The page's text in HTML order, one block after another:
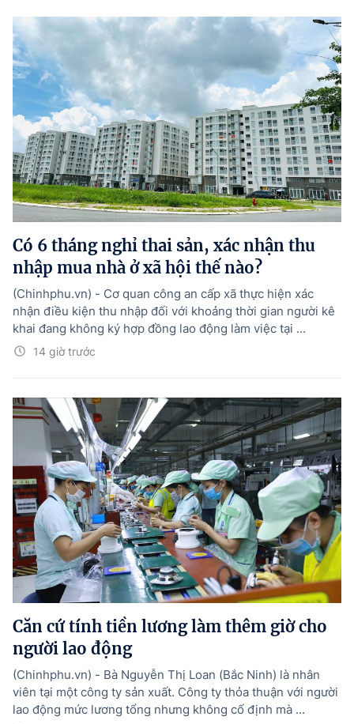
Có 6 tháng nghỉ thai sản, xác nhận thu
nhập mua nhà ở xã hội thế nào?
14 giờ trước
(Chinhphu.vn) - Cơ quan công an cấp xã thực hiện xác
nhận điều kiện thu nhập đối với khoảng thời gian người kê
khai đang không ký hợp đồng lao động làm việc tại ...
Căn cứ tính tiền lương làm thêm giờ cho
người lao động
(Chinhphu.vn) - Bà Nguyễn Thị Loan (Bắc Ninh) là nhân
viên tại một công ty sản xuất. Công ty thỏa thuận với người
lao động mức lương tổng nhưng không cố định mà ...